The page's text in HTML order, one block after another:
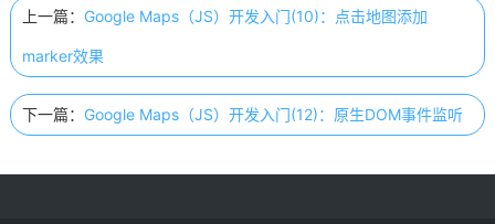
上一篇： Google Maps（JS）开发入门(10)：点击地图添加
marker效果
下一篇： Google Maps（JS）开发入门(12)：原生DOM事件监听